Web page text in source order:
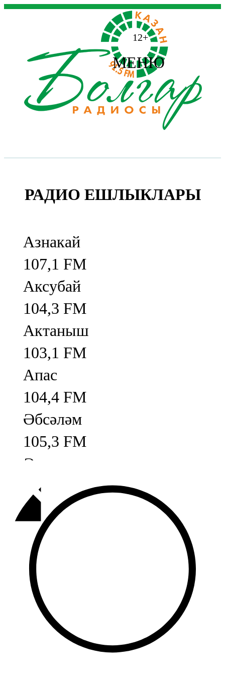
12+
МЕНЮ
РАДИО ЕШЛЫКЛАРЫ
Азнакай
107,1 FM
Аксубай
104,3 FM
Актаныш
103,1 FM
Апас
104,4 FM
Әбсәләм
105,3 FM
Әлмәт
92,9 FM
Базарлы матак
107,1 FM
Балык бистәсе
104,9 FM
Баулы
107,5 FM
Биләр